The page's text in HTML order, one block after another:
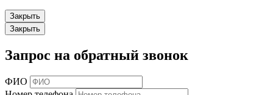
Закрыть
Закрыть
Запрос на обратный звонок
ФИО